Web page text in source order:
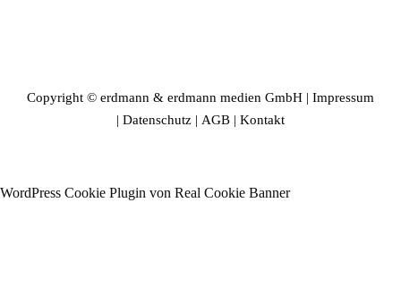
Copyright © erdmann & erdmann medien GmbH | Impressum
| Datenschutz | AGB | Kontakt
WordPress Cookie Plugin von Real Cookie Banner